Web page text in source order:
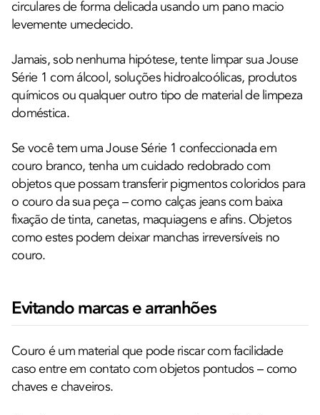
circulares de forma delicada usando um pano macio
levemente umedecido.
Jamais, sob nenhuma hipótese, tente limpar sua Jouse
Série 1 com álcool, soluções hidroalcoólicas, produtos
químicos ou qualquer outro tipo de material de limpeza
doméstica.
Se você tem uma Jouse Série 1 confeccionada em
couro branco, tenha um cuidado redobrado com
objetos que possam transferir pigmentos coloridos para
o couro da sua peça – como calças jeans com baixa
fixação de tinta, canetas, maquiagens e afins. Objetos
como estes podem deixar manchas irreversíveis no
couro.
Evitando marcas e arranhões
Couro é um material que pode riscar com facilidade
caso entre em contato com objetos pontudos – como
chaves e chaveiros.